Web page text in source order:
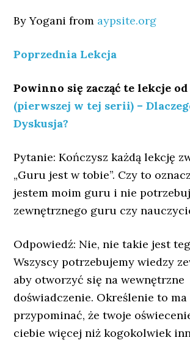
By Yogani from aypsite.org
Poprzednia Lekcja
Powinno się zacząć te lekcje od
(pierwszej w tej serii) –
Dyskusja?
Pytanie: Kończysz każdą lekcję
„Guru jest w tobie”. Czy to
jestem moim guru i nie
zewnętrznego guru czy
Odpowiedź: Nie, nie takie jest
Wszyscy potrzebujemy wiedzy
aby otworzyć się na wewnętrzne
doświadczenie. Określenie to ma
przypominać, że twoje
ciebie więcej niż kogokolwiek